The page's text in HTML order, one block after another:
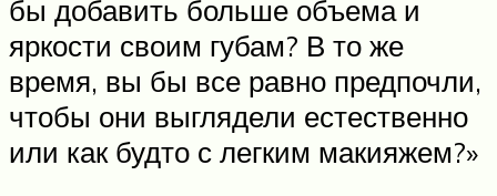
бы добавить больше объема и
яркости своим губам? В то же
время, вы бы все равно предпочли,
чтобы они выглядели естественно
или как будто с легким макияжем?»